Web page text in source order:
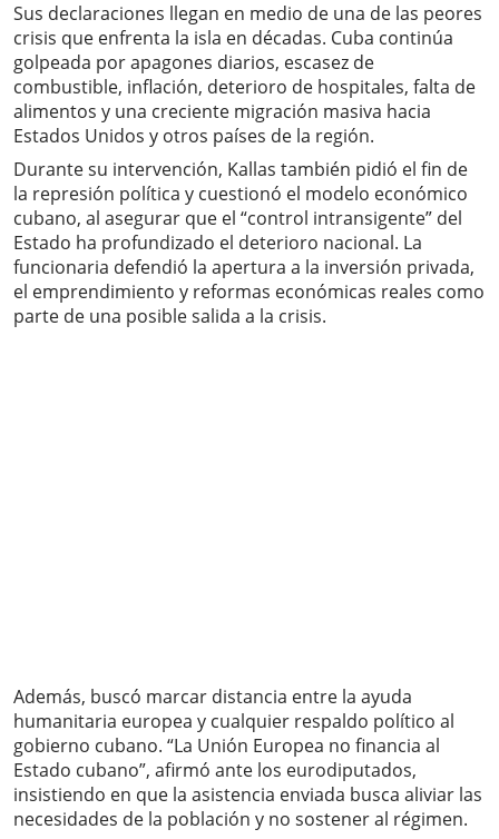
Sus declaraciones llegan en medio de una de las peores
crisis que enfrenta la isla en décadas. Cuba continúa
golpeada por apagones diarios, escasez de
combustible, inflación, deterioro de hospitales, falta de
alimentos y una creciente migración masiva hacia
Estados Unidos y otros países de la región.
Durante su intervención, Kallas también pidió el fin de
la represión política y cuestionó el modelo económico
cubano, al asegurar que el “control intransigente” del
Estado ha profundizado el deterioro nacional. La
funcionaria defendió la apertura a la inversión privada,
el emprendimiento y reformas económicas reales como
parte de una posible salida a la crisis.
Además, buscó marcar distancia entre la ayuda
humanitaria europea y cualquier respaldo político al
gobierno cubano. “La Unión Europea no financia al
Estado cubano”, afirmó ante los eurodiputados,
insistiendo en que la asistencia enviada busca aliviar las
necesidades de la población y no sostener al régimen.